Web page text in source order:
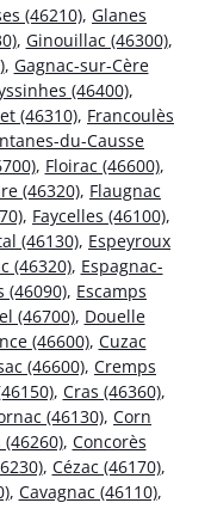
(46210), Glanes
, Ginouillac (46300),
, Gagnac-sur-Cère
(46400),
(46310), Francoulès
du-Causse
, Floirac (46600),
(46320), Flaugnac
, Faycelles (46100),
(46130), Espeyroux
(46320), Espagnac-
(46090), Escamps
(46700), Douelle
(46600), Cuzac
(46600), Cremps
, Cras (46360),
(46130), Corn
, Concorès
, Cézac (46170),
, Cavagnac (46110),